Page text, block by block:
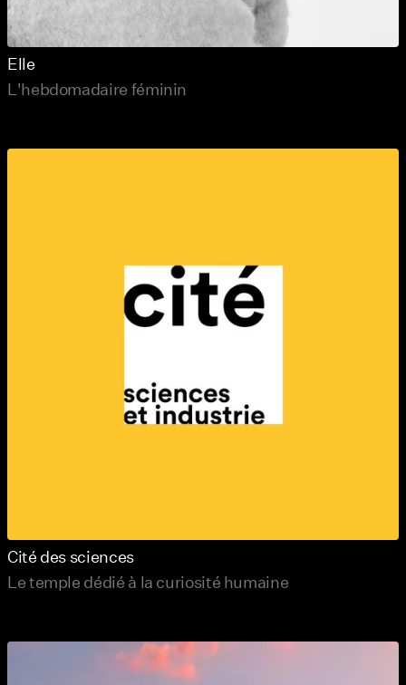
Elle
L'hebdomadaire féminin
Cité des sciences
Le temple dédié à la curiosité humaine